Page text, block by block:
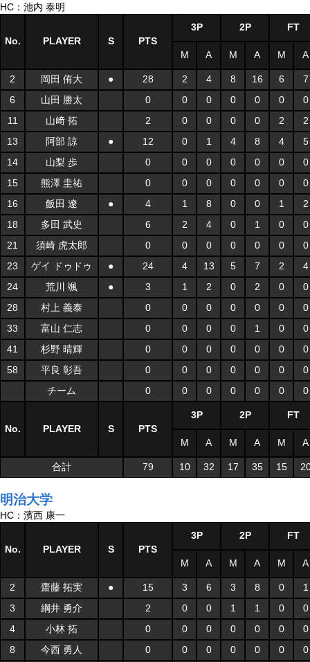
HC：池内 泰明
No. PLAYER S PTS
3P 2P FT
M A M A M A
2 岡田 侑大 ● 28 2 4 8 16 6
7
6
山田 勝太 0 0 0 0 0 0
0
11
山﨑 拓 2 0 0 0 0 2
2
13
阿部 諒 ● 12 0 1 4 8 4
5
14
山梨 歩 0 0 0 0 0 0
0
15
熊澤 圭祐 0 0 0 0 0 0
0
16
飯田 遼 ● 4 1 8 0 0 1
2
18
多田 武史 6 2 4 0 1 0
0
21
須崎 虎太郎 0 0 0 0 0 0
0
23
ゲイ ドゥドゥ ● 24 4 13 5 7 2
4
24
荒川 颯 ● 3 1 2 0 2 0
0
28
村上 義泰 0 0 0 0 0 0
0
33
富山 仁志 0 0 0 0 1 0
0
41
杉野 晴輝 0 0 0 0 0 0
0
58
平良 彰吾 0 0 0 0 0 0
0
チーム
0 0 0 0 0 0 0
No. PLAYER S PTS
3P 2P FT
M A M A M A
合計 79 10 32 17 35 15
明治大学
HC：濱西 康一
No. PLAYER S PTS
3P 2P FT
M A M A M A
2 齋藤 拓実 ● 15 3 6 3 8 0
1
3
綱井 勇介 2 0 0 1 1 0
0
4
小林 拓 0 0 0 0 0 0
0
8
今西 勇人 0 0 0 0 0 0
0